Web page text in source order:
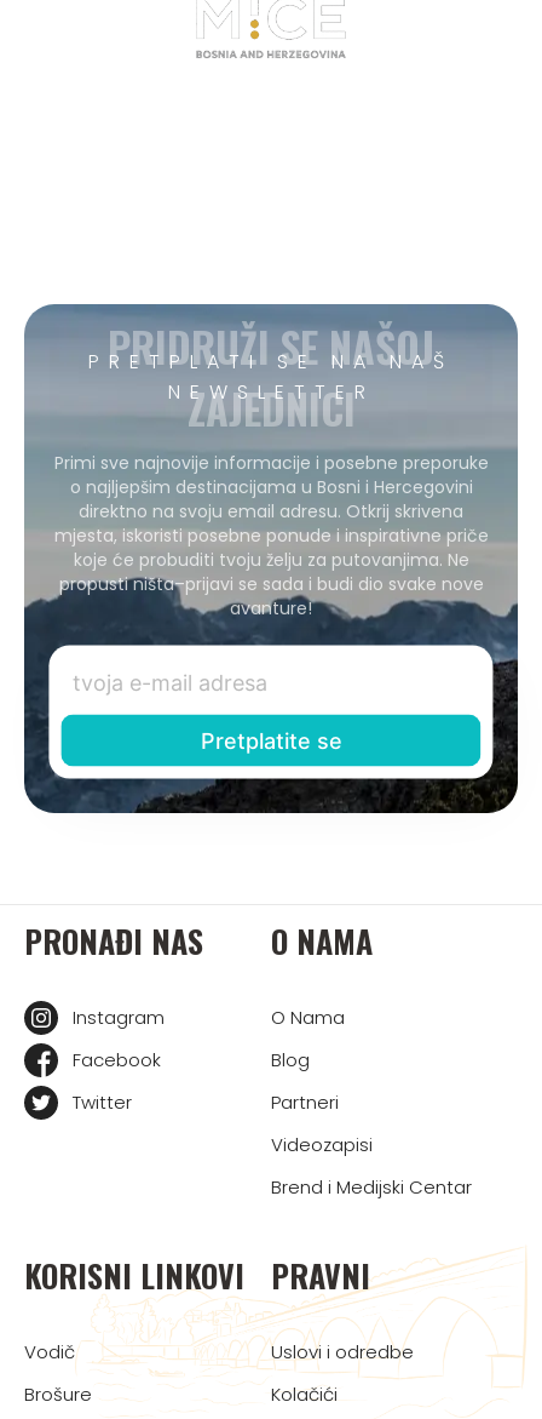
PRETPLATI SE NA NAŠ
NEWSLETTER
PRIDRUŽI SE NAŠOJ
ZAJEDNICI
Primi sve najnovije informacije i posebne preporuke
o najljepšim destinacijama u Bosni i Hercegovini
direktno na svoju email adresu. Otkrij skrivena
mjesta, iskoristi posebne ponude i inspirativne priče
koje će probuditi tvoju želju za putovanjima. Ne
propusti ništa–prijavi se sada i budi dio svake nove
avanture!
PRONAĐI NAS
Instagram
Facebook
Twitter
O NAMA
O Nama
Blog
Partneri
Videozapisi
Brend i Medijski Centar
KORISNI LINKOVI
Vodič
Brošure
PRAVNI
Uslovi i odredbe
Kolačići